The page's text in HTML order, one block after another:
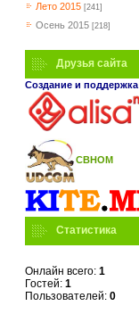
Лето 2015 [241]
Осень 2015 [218]
Друзья сайта
Создание и поддержка
СВНОМ
Статистика
Онлайн всего: 1
Гостей: 1
Пользователей: 0